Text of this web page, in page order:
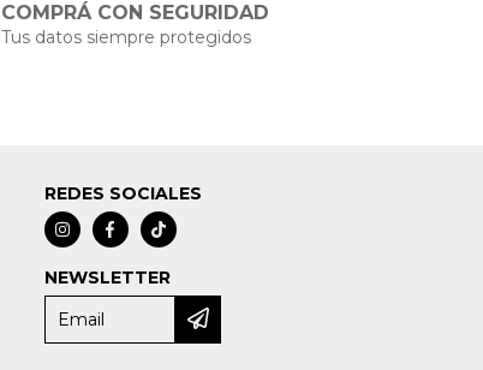
COMPRÁ CON SEGURIDAD
Tus datos siempre protegidos
REDES SOCIALES
NEWSLETTER